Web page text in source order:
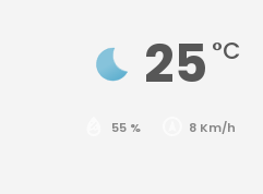
25 °C
55 % 8 Km/h